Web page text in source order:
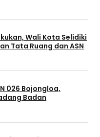
Wali Kota Selidiki
Tata Ruang dan ASN
026 Bojongloa,
Badan